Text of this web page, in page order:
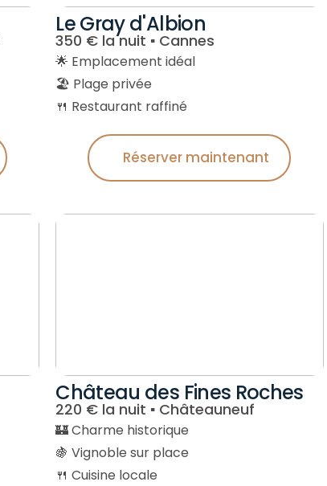
Le Gray d'Albion
350 € la nuit ▪︎ Cannes
🌟 Emplacement idéal
🏖️ Plage privée
🍴 Restaurant raffiné
Réserver maintenant
Château des Fines Roches
220 € la nuit ▪︎ Châteauneuf
🏰 Charme historique
🍇 Vignoble sur place
🍴 Cuisine locale